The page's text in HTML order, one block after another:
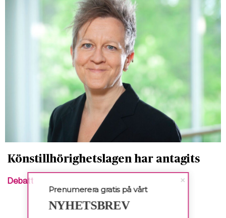
Könstillhörighetslagen har antagits
Debatt
Prenumerera gratis på vårt
NYHETSBREV